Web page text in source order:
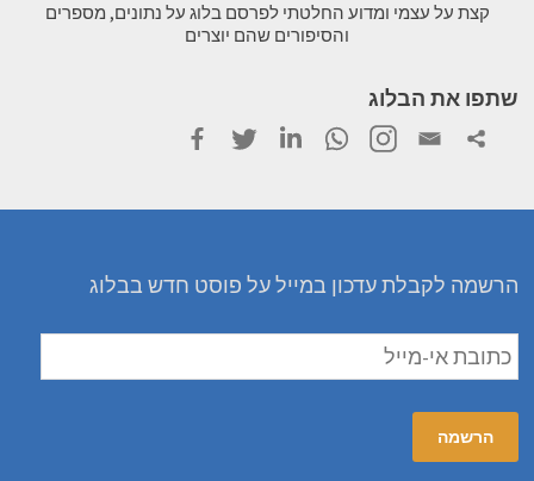
קצת על עצמי ומדוע החלטתי לפרסם בלוג על נתונים, מספרים
והסיפורים שהם יוצרים
שתפו את הבלוג
הרשמה לקבלת עדכון במייל על פוסט חדש בבלוג
כתובת
אי-מייל
הרשמה